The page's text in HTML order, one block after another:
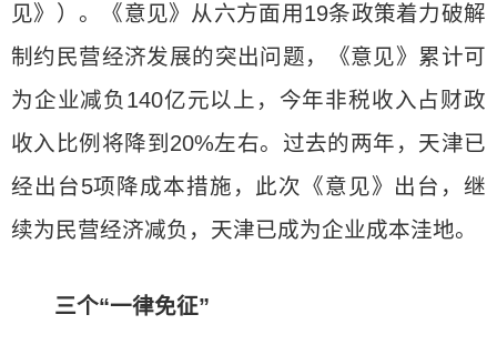
见》）。《意见》从六方面用19条政策着力破解
制约民营经济发展的突出问题，《意见》累计可
为企业减负140亿元以上，今年非税收入占财政
收入比例将降到20%左右。过去的两年，天津已
经出台5项降成本措施，此次《意见》出台，继
续为民营经济减负，天津已成为企业成本洼地。
三个“一律免征”